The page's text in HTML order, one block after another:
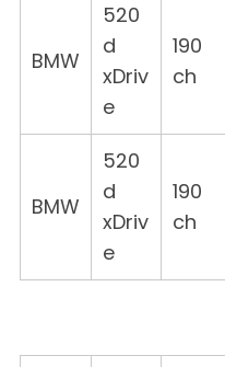
BMW
520
d
xDriv
e
190
ch
BMW
520
d
xDriv
e
190
ch